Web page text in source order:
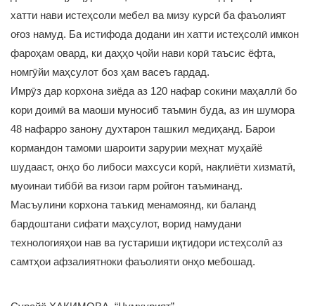
хатти нави истеҳсоли мебел ва мизу курсӣ ба фаъолият
оғоз намуд. Ба истифода додани ин хатти истеҳсолӣ имкон
фароҳам овард, ки даҳҳо ҷойи нави корӣ таъсис ёфта,
номгӯйи маҳсулот боз ҳам васеъ гардад.
Имрӯз дар корхона зиёда аз 120 нафар сокини маҳаллӣ бо
кори доимӣ ва маоши муносиб таъмин буда, аз ин шумора
48 нафарро занону духтарон ташкил медиҳанд. Барои
кормандон тамоми шароити зарурии меҳнат муҳайё
шудааст, онҳо бо либоси махсуси корӣ, нақлиёти хизматӣ,
муоинаи тиббӣ ва ғизои гарм ройгон таъминанд.
Масъулини корхона таъкид менамоянд, ки баланд
бардоштани сифати маҳсулот, ворид намудани
технологияҳои нав ва густариши иқтидори истеҳсолӣ аз
самтҳои афзалиятноки фаъолияти онҳо мебошад.